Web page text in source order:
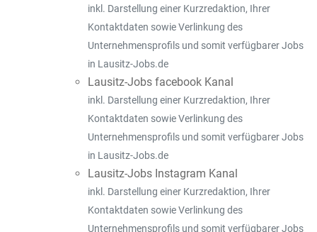
inkl. Darstellung einer Kurzredaktion, Ihrer
Kontaktdaten sowie Verlinkung des
Unternehmensprofils und somit verfügbarer Jobs
in Lausitz-Jobs.de
Lausitz-Jobs facebook Kanal
inkl. Darstellung einer Kurzredaktion, Ihrer
Kontaktdaten sowie Verlinkung des
Unternehmensprofils und somit verfügbarer Jobs
in Lausitz-Jobs.de
Lausitz-Jobs Instagram Kanal
inkl. Darstellung einer Kurzredaktion, Ihrer
Kontaktdaten sowie Verlinkung des
Unternehmensprofils und somit verfügbarer Jobs